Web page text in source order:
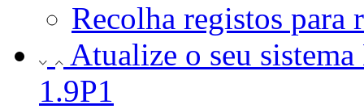
Recolha registos
Atualize o seu
1.9P1